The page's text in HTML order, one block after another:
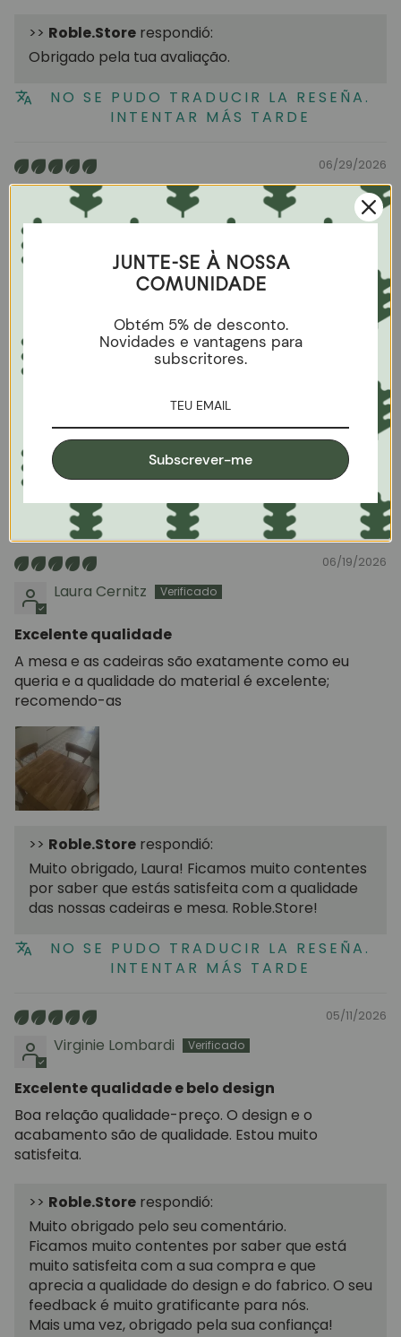
>> Roble.Store respondió:
Obrigado pela tua avaliação.
NO SE PUDO TRADUCIR LA RESEÑA.
INTENTAR MÁS TARDE
06/29/2026
Pauline HANNART
Cadeiras e bancos
Já tínhamos comprado, há dois anos, uma mesa
extensível na Roble, com a qual estamos muito
bancos para completar o conjunto; o conjunto é
simultaneamente simples e elegante. O
atendimento ao cliente é atencioso.
respondió:
Olá, Pauline, muito obrigado pelo seu comentário
caloroso. Roble Store!
INTENTAR MÁS TARDE
06/19/2026
Laura Cernitz
Excelente qualidade
A mesa e as cadeiras são exatamente como eu
queria e a qualidade do material é excelente;
recomendo-as
>> Roble.Store respondió:
Muito obrigado, Laura! Ficamos muito contentes
por saber que estás satisfeita com a qualidade
das nossas cadeiras e mesa. Roble.Store!
NO SE PUDO TRADUCIR LA RESEÑA.
INTENTAR MÁS TARDE
05/11/2026
Virginie Lombardi
Excelente qualidade e belo design
Boa relação qualidade-preço. O design e o
acabamento são de qualidade. Estou muito
satisfeita.
>> Roble.Store respondió:
Muito obrigado pelo seu comentário.
Ficamos muito contentes por saber que está
muito satisfeita com a sua compra e que
aprecia a qualidade do design e do fabrico. O seu
feedback é muito gratificante para nós.
Mais uma vez, obrigado pela sua confiança!
JUNTE-SE À NOSSA
COMUNIDADE
Obtém 5% de desconto.
Novidades e vantagens para
subscritores.
Subscrever-me